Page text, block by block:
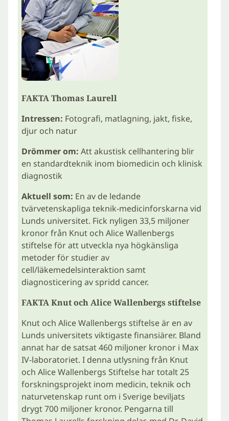
FAKTA Thomas Laurell
Intressen: Fotografi, matlagning, jakt, fiske,
djur och natur
Drömmer om: Att akustisk cellhantering blir
en standardteknik inom biomedicin och klinisk
diagnostik
Aktuell som: En av de ledande
tvärvetenskapliga teknik-medicinforskarna vid
Lunds universitet. Fick nyligen 33,5 miljoner
kronor från Knut och Alice Wallenbergs
stiftelse för att utveckla nya högkänsliga
metoder för studier av
cell/läkemedelsinteraktion samt
diagnosticering av spridd cancer.
FAKTA Knut och Alice Wallenbergs stiftelse
Knut och Alice Wallenbergs stiftelse är en av
Lunds universitets viktigaste finansiärer. Bland
annat har de satsat 460 miljoner kronor i Max
IV-laboratoriet. I denna utlysning från Knut
och Alice Wallenbergs Stiftelse har totalt 25
forskningsprojekt inom medicin, teknik och
naturvetenskap runt om i Sverige beviljats
drygt 700 miljoner kronor. Pengarna till